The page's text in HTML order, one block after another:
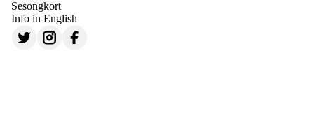
Sesongkort
Info in English